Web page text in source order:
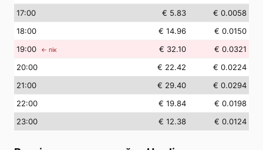
17:00 € 5.83
€ 0.0058
18:00 € 14.96
€ 0.0150
19:00 ← пік € 32.10
€ 0.0321
20:00 € 22.42
€ 0.0224
21:00 € 29.40
€ 0.0294
22:00 € 19.84
€ 0.0198
23:00 € 12.38 € 0.0124